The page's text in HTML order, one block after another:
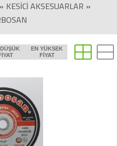
» KESICI AKSESUARLAR »
EN YÜKSEK
FIYAT